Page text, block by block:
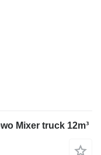
Mixer truck 12m³